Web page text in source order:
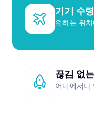
기기 수령
원하는 위
끊김 없
어디에서나